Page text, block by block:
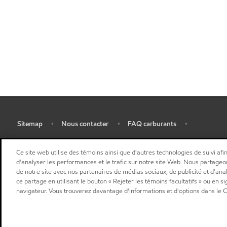
Sitemap • Nous contacter • FAQ carburants •
Ce site web utilise des témoins ainsi que d'autres technologies de suivi
d'analyser les performances et le trafic sur notre site Web. Nous
de notre site avec nos partenaires de médias sociaux, de publicité et
ce partage en utilisant le bouton « Rejeter les témoins facultatifs » ou en
navigateur. Vous trouverez davantage d'informations et d'options dans le